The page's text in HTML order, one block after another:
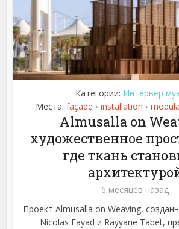
Категории: Интерьер
Места: façade • installation •
Almusalla on
художественное
где ткань
6 месяцев назад
Проект Almusalla on Weaving,
Nicolas Fayad и Rayyane Tabet,